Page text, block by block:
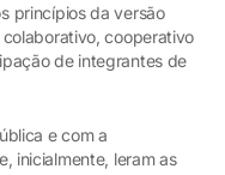
princípios da versão
cooperativo
de integrantes de
e com a
inicialmente, leram as